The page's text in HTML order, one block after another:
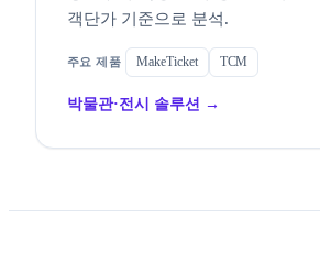
객단가 기준으로 분석.
MakeTicket TCM
박물관·전시 솔루션 →